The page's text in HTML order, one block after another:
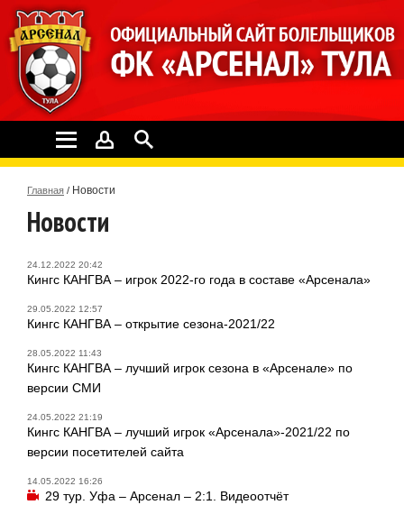
Главная / Новости
Новости
24.12.2022 20:42
Кингс КАНГВА – игрок 2022-го года в составе «Арсенала»
29.05.2022 12:57
Кингс КАНГВА – открытие сезона-2021/22
28.05.2022 11:43
Кингс КАНГВА – лучший игрок сезона в «Арсенале» по
версии СМИ
24.05.2022 21:19
Кингс КАНГВА – лучший игрок «Арсенала»-2021/22 по
версии посетителей сайта
14.05.2022 16:26
29 тур. Уфа – Арсенал – 2:1. Видеоотчёт